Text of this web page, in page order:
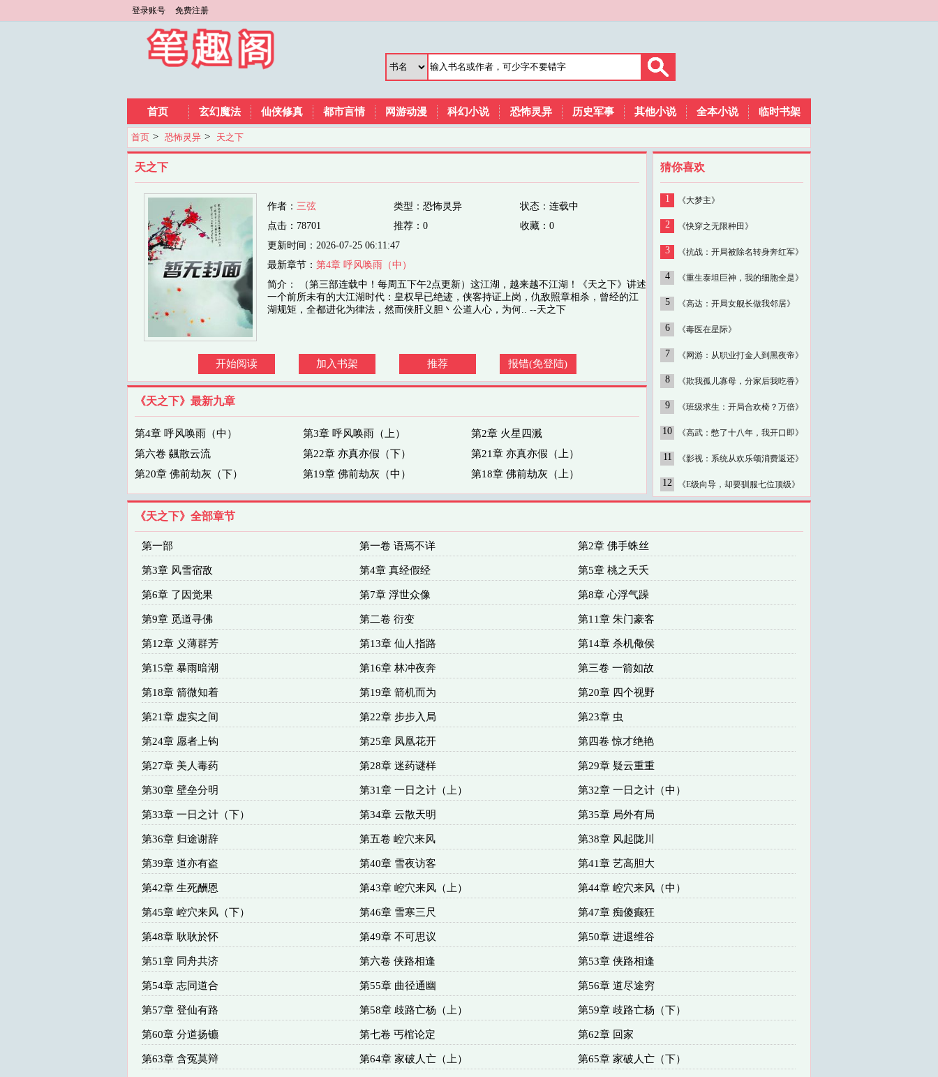
登录账号 免费注册
首页 玄幻魔法 仙侠修真 都市言情 网游动漫 科幻小说 恐怖灵异 历史军事 其他小说 全本小说 临时书架
首页 > 恐怖灵异 > 天之下
天之下
作者： 三弦 类型：恐怖灵异
状态：连载中
点击：78701
推荐：0
收藏：0
更新时间：2026-07-25 06:11:47
最新章节： 第4章 呼风唤雨（中）
简介： （第三部连载中！每周五下午2点更新）这江湖，越来越不江湖！《天之下》讲述
一个前所未有的大江湖时代：皇权早已绝迹，侠客持证上岗，仇敌照章相杀，曾经的江
湖规矩，全都进化为律法，然而侠肝义胆丶公道人心，为何.. --天之下
开始阅读 加入书架 推荐 报错(免登陆)
猜你喜欢
1 《大梦主》
2 《快穿之无限种田》
3 《抗战：开局被除名转身奔红军》
4 《重生泰坦巨神，我的细胞全是》
5 《高达：开局女舰长做我邻居》
6 《毒医在星际》
7 《网游：从职业打金人到黑夜帝》
8 《欺我孤儿寡母，分家后我吃香》
9 《班级求生：开局合欢椅？万倍》
10 《高武：憋了十八年，我开口即》
11 《影视：系统从欢乐颂消费返还》
12 《E级向导，却要驯服七位顶级》
《天之下》最新九章
第4章 呼风唤雨（中） 第3章 呼风唤雨（上）
第2章 火星四溅
第六卷 飊散云流
第22章 亦真亦假（下）
第21章 亦真亦假（上）
第20章 佛前劫灰（下）
第19章 佛前劫灰（中） 第18章 佛前劫灰（上）
《天之下》全部章节
第一部 第一卷 语焉不详 第2章 佛手蛛丝
第3章 风雪宿敌 第4章 真经假经 第5章 桃之夭夭
第6章 了因觉果 第7章 浮世众像 第8章 心浮气躁
第9章 觅道寻佛 第二卷 衍变 第11章 朱门豪客
第12章 义薄群芳 第13章 仙人指路 第14章 杀机儆侯
第15章 暴雨暗潮 第16章 林冲夜奔 第三卷 一箭如故
第18章 箭微知着 第19章 箭机而为 第20章 四个视野
第21章 虚实之间 第22章 步步入局 第23章 虫
第24章 愿者上钩 第25章 凤凰花开 第四卷 惊才绝艳
第27章 美人毒药 第28章 迷药谜样 第29章 疑云重重
第30章 壁垒分明 第31章 一日之计（上） 第32章 一日之计（中）
第33章 一日之计（下） 第34章 云散天明 第35章 局外有局
第36章 归途谢辞 第五卷 崆穴来风 第38章 风起陇川
第39章 道亦有盗 第40章 雪夜访客 第41章 艺高胆大
第42章 生死酬恩 第43章 崆穴来风（上） 第44章 崆穴来风（中）
第45章 崆穴来风（下） 第46章 雪寒三尺 第47章 痴傻癫狂
第48章 耿耿於怀 第49章 不可思议 第50章 进退维谷
第51章 同舟共济 第六卷 侠路相逢 第53章 侠路相逢
第54章 志同道合 第55章 曲径通幽 第56章 道尽途穷
第57章 登仙有路 第58章 歧路亡杨（上） 第59章 歧路亡杨（下）
第60章 分道扬镳 第七卷 丐棺论定 第62章 回家
第63章 含冤莫辩 第64章 家破人亡（上） 第65章 家破人亡（下）